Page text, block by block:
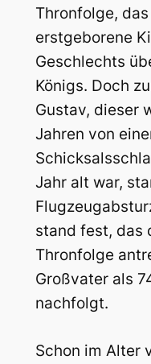
Thronfolge,
erstgeborene
Geschlechts
Königs. Doch
Gustav, dieser
Jahren von
Jahr alt war,
stand fest, das
Thronfolge
Großvater als
nachfolgt.
Schon im Alter